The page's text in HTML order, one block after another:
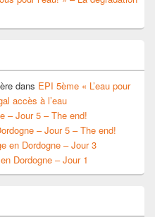
dans EPI 5ème « L’eau pour
accès à l’eau
– Jour 5 – The end!
– Jour 5 – The end!
en Dordogne – Jour 3
Dordogne – Jour 1